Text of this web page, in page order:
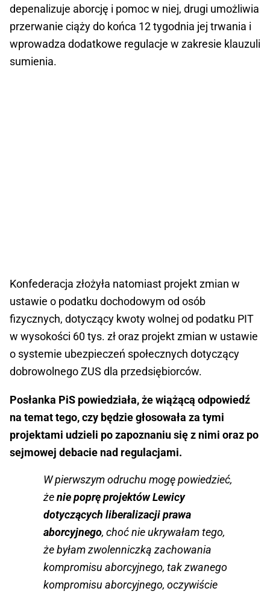
depenalizuje aborcję i pomoc w niej, drugi umożliwia
przerwanie ciąży do końca 12 tygodnia jej trwania i
wprowadza dodatkowe regulacje w zakresie klauzuli
sumienia.
Konfederacja złożyła natomiast projekt zmian w
ustawie o podatku dochodowym od osób
fizycznych, dotyczący kwoty wolnej od podatku PIT
w wysokości 60 tys. zł oraz projekt zmian w ustawie
o systemie ubezpieczeń społecznych dotyczący
dobrowolnego ZUS dla przedsiębiorców.
Posłanka PiS powiedziała, że wiążącą odpowiedź
na temat tego, czy będzie głosowała za tymi
projektami udzieli po zapoznaniu się z nimi oraz po
sejmowej debacie nad regulacjami.
W pierwszym odruchu mogę powiedzieć,
żenie poprę projektów Lewicy
dotyczących liberalizacji prawa
aborcyjnego, choć nie ukrywałam tego,
że byłam zwolenniczką zachowania
kompromisu aborcyjnego, tak zwanego
kompromisu aborcyjnego, oczywiście